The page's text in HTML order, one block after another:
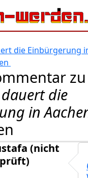
die Einbürgerung
zu
die
in
(nicht
lange dauert die…